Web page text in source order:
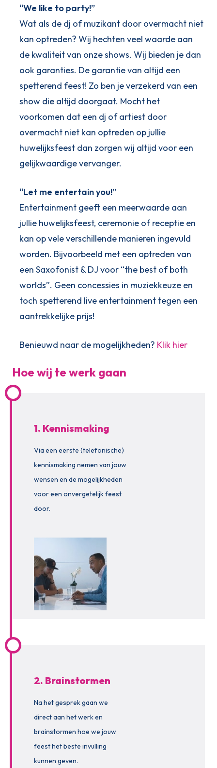
“We like to party!”
Wat als de dj of muzikant door overmacht niet
kan optreden? Wij hechten veel waarde aan
de kwaliteit van onze shows. Wij bieden je dan
ook garanties. De garantie van altijd een
spetterend feest! Zo ben je verzekerd van een
show die altijd doorgaat. Mocht het
voorkomen dat een dj of artiest door
overmacht niet kan optreden op jullie
huwelijksfeest dan zorgen wij altijd voor een
gelijkwaardige vervanger.
“Let me entertain you!”
Entertainment geeft een meerwaarde aan
jullie huwelijksfeest, ceremonie of receptie en
kan op vele verschillende manieren ingevuld
worden. Bijvoorbeeld met een optreden van
een Saxofonist & DJ voor “the best of both
worlds”. Geen concessies in muziekkeuze en
toch spetterend live entertainment tegen een
aantrekkelijke prijs!
Benieuwd naar de mogelijkheden? Klik hier
Hoe wij te werk gaan
1. Kennismaking
Via een eerste (telefonische)
kennismaking nemen van jouw
wensen en de mogelijkheden
voor een onvergetelijk feest
door.
2. Brainstormen
Na het gesprek gaan we
direct aan het werk en
brainstormen hoe we jouw
feest het beste invulling
kunnen geven.